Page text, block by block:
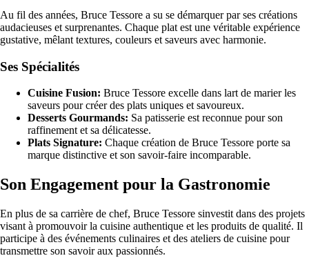
Au fil des années, Bruce Tessore a su se démarquer par ses créations
audacieuses et surprenantes. Chaque plat est une véritable expérience
gustative, mêlant textures, couleurs et saveurs avec harmonie.
Ses Spécialités
Cuisine Fusion: Bruce Tessore excelle dans lart de marier les
saveurs pour créer des plats uniques et savoureux.
Desserts Gourmands: Sa patisserie est reconnue pour son
raffinement et sa délicatesse.
Plats Signature: Chaque création de Bruce Tessore porte sa
marque distinctive et son savoir-faire incomparable.
Son Engagement pour la Gastronomie
En plus de sa carrière de chef, Bruce Tessore sinvestit dans des projets
visant à promouvoir la cuisine authentique et les produits de qualité. Il
participe à des événements culinaires et des ateliers de cuisine pour
transmettre son savoir aux passionnés.